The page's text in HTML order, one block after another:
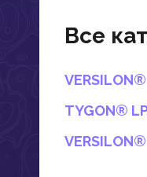
Все
TYGON®